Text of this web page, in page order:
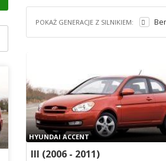
POKAŻ GENERACJE Z SILNIKIEM:
HYUNDAI ACCENT
III (2006 - 2011)